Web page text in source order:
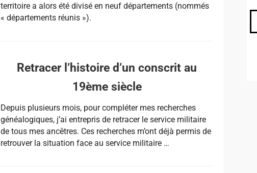
territoire a alors été divisé en neuf départements (nommés
« départements réunis »).
Retracer l’histoire d’un conscrit au
19ème siècle
Depuis plusieurs mois, pour compléter mes recherches
généalogiques, j’ai entrepris de retracer le service militaire
de tous mes ancêtres. Ces recherches m’ont déjà permis de
retrouver la situation face au service militaire …